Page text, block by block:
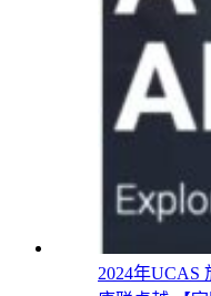
2024年UCAS